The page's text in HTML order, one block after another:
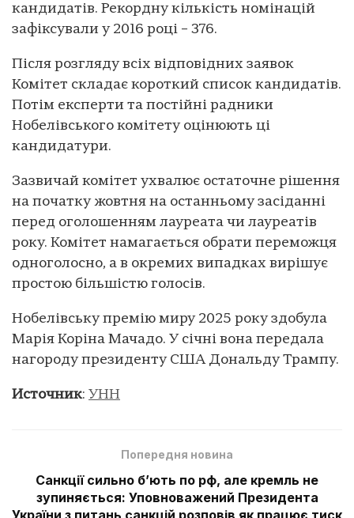
кандидатів. Рекордну кількість номінацій
зафіксували у 2016 році – 376.
Після розгляду всіх відповідних заявок
Комітет складає короткий список кандидатів.
Потім експерти та постійні радники
Нобелівського комітету оцінюють ці
кандидатури.
Зазвичай комітет ухвалює остаточне рішення
на початку жовтня на останньому засіданні
перед оголошенням лауреата чи лауреатів
року. Комітет намагається обрати переможця
одноголосно, а в окремих випадках вирішує
простою більшістю голосів.
Нобелівську премію миру 2025 року здобула
Марія Коріна Мачадо. У січні вона передала
нагороду президенту США Дональду Трампу.
Источник: УНН
Попередня новина
Санкції сильно б’ють по рф, але кремль не
зупиняється: Уповноважений Президента
України з питань санкцій розповів як працює тиск